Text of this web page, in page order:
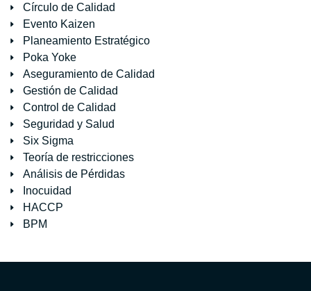
Círculo de Calidad
Evento Kaizen
Planeamiento Estratégico
Poka Yoke
Aseguramiento de Calidad
Gestión de Calidad
Control de Calidad
Seguridad y Salud
Six Sigma
Teoría de restricciones
Análisis de Pérdidas
Inocuidad
HACCP
BPM